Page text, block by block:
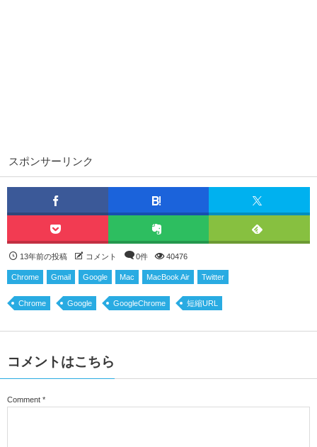
スポンサーリンク
13年前の投稿 コメント 0件 40476
Chrome Gmail Google Mac MacBook Air Twitter
Chrome Google GoogleChrome 短縮URL
コメントはこちら
Comment *